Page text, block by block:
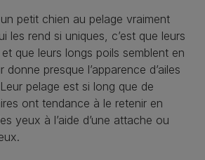
petit chien au pelage vraiment
les rend si uniques, c’est que leurs
que leurs longs poils semblent en
presque l’apparence d’ailes
pelage est si long que de
ont tendance à le retenir en
yeux à l’aide d’une attache ou